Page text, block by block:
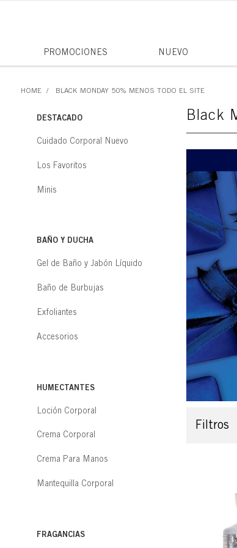
PROMOCIONES NUEVO
BLACK MONDAY 50% MENOS TODO EL SITE
DESTACADO
Cuidado Corporal Nuevo
Los Favoritos
Minis
BAÑO Y DUCHA
Gel de Baño y Jabón Líquido
Baño de Burbujas
Exfoliantes
Accesorios
HUMECTANTES
Loción Corporal
Crema Corporal
Crema Para Manos
Mantequilla Corporal
FRAGANCIAS
Black
Filtros